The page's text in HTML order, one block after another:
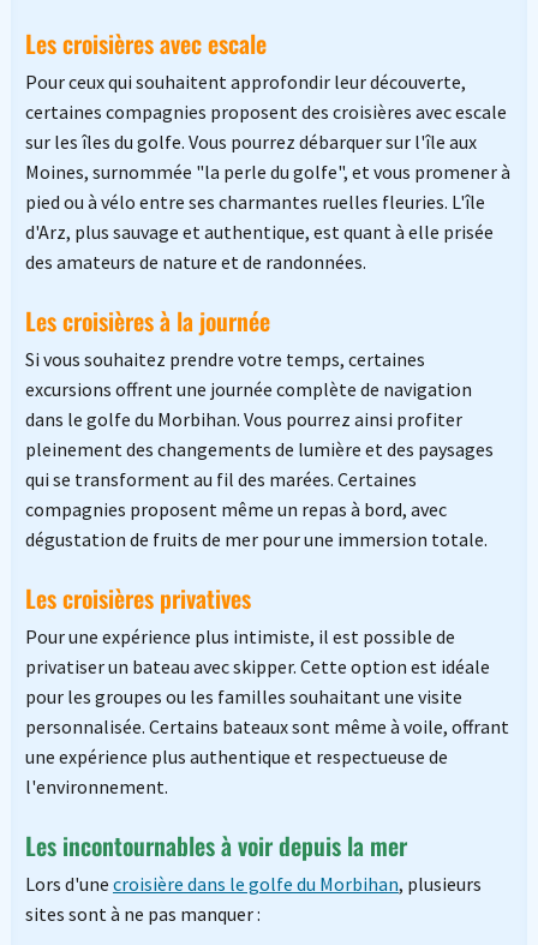
Les croisières avec escale
Pour ceux qui souhaitent approfondir leur découverte,
certaines compagnies proposent des croisières avec escale
sur les îles du golfe. Vous pourrez débarquer sur l'île aux
Moines, surnommée "la perle du golfe", et vous promener à
pied ou à vélo entre ses charmantes ruelles fleuries. L'île
d'Arz, plus sauvage et authentique, est quant à elle prisée
des amateurs de nature et de randonnées.
Les croisières à la journée
Si vous souhaitez prendre votre temps, certaines
excursions offrent une journée complète de navigation
dans le golfe du Morbihan. Vous pourrez ainsi profiter
pleinement des changements de lumière et des paysages
qui se transforment au fil des marées. Certaines
compagnies proposent même un repas à bord, avec
dégustation de fruits de mer pour une immersion totale.
Les croisières privatives
Pour une expérience plus intimiste, il est possible de
privatiser un bateau avec skipper. Cette option est idéale
pour les groupes ou les familles souhaitant une visite
personnalisée. Certains bateaux sont même à voile, offrant
une expérience plus authentique et respectueuse de
l'environnement.
Les incontournables à voir depuis la mer
Lors d'une croisière dans le golfe du Morbihan, plusieurs
sites sont à ne pas manquer :